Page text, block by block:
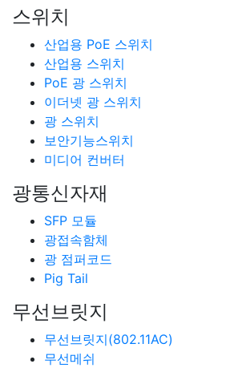
스위치
산업용 PoE 스위치
산업용 스위치
PoE 광 스위치
이더넷 광 스위치
광 스위치
보안기능스위치
미디어 컨버터
광통신자재
SFP 모듈
광접속함체
광 점퍼코드
Pig Tail
무선브릿지
무선브릿지(802.11AC)
무선메쉬